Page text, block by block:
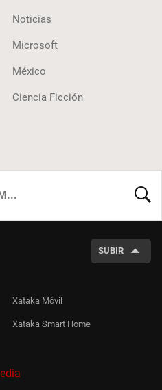
Noticias
Microsoft
México
Ciencia Ficción
SUBIR
Xataka Móvil
Xataka Smart Home